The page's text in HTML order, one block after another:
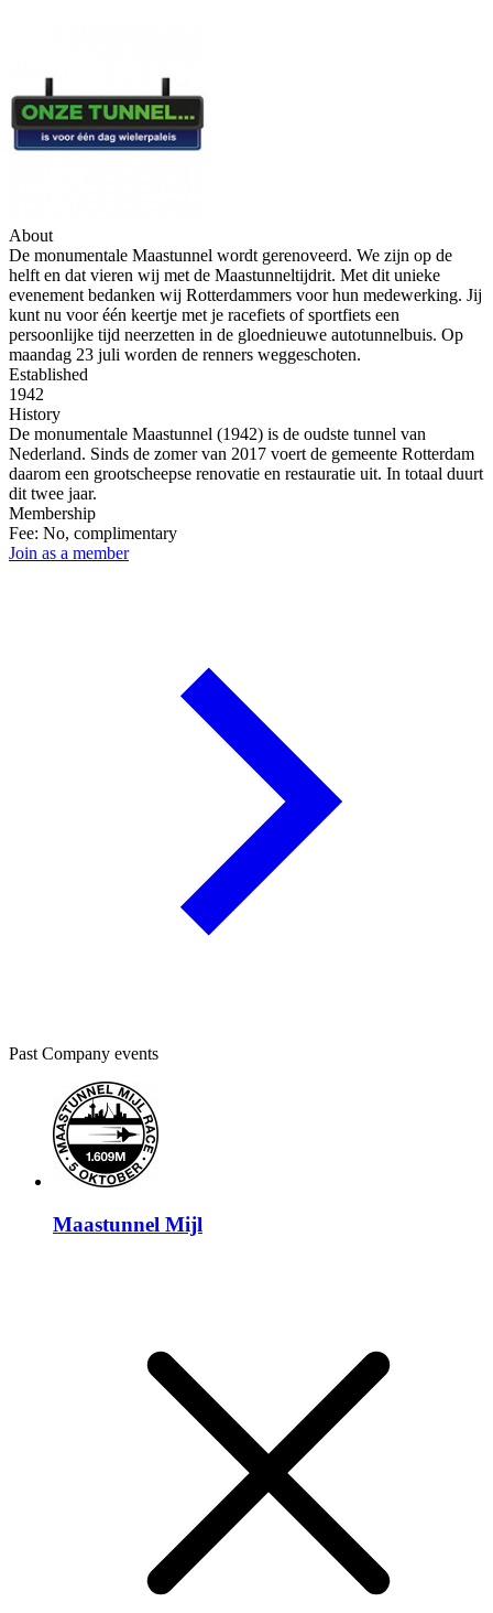
About
De monumentale Maastunnel wordt gerenoveerd. We zijn op de
helft en dat vieren wij met de Maastunneltijdrit. Met dit unieke
evenement bedanken wij Rotterdammers voor hun medewerking. Jij
kunt nu voor één keertje met je racefiets of sportfiets een
persoonlijke tijd neerzetten in de gloednieuwe autotunnelbuis. Op
maandag 23 juli worden de renners weggeschoten.
Established
1942
History
De monumentale Maastunnel (1942) is de oudste tunnel van
Nederland. Sinds de zomer van 2017 voert de gemeente Rotterdam
daarom een grootscheepse renovatie en restauratie uit. In totaal duurt
dit twee jaar.
Membership
Fee: No, complimentary
Join as a member
Past Company events
Maastunnel Mijl